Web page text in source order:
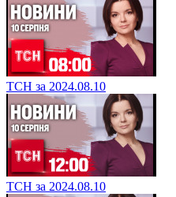
ТСН за 2024.08.10
ТСН за 2024.08.10